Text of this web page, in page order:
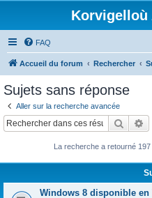
Korvigelloù
FAQ
Accueil du forum Rechercher
Sujets sans réponse
Aller sur la recherche avancée
La recherche a retourné
Windows 8 disponible en